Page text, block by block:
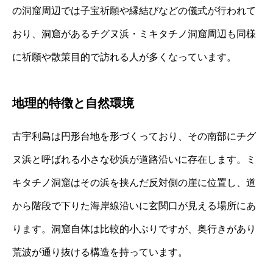
の洞窟周辺では子宝祈願や縁結びなどの儀式が行われて
おり、洞窟があるチグヌ浜・ミキタチノ洞窟周辺も同様
に祈願や散策目的で訪れる人が多くなっています。
地理的特徴と自然環境
古宇利島は円形台地を形づくっており、その南部にチグ
ヌ浜と呼ばれる小さな砂浜が道路沿いに存在します。ミ
キタチノ洞窟はその浜を挟んだ反対側の崖に位置し、道
から階段で下りた海岸線沿いに玄関口が見える場所にあ
ります。洞窟自体は比較的小ぶりですが、奥行きがあり
荒波が通り抜ける構造を持っています。